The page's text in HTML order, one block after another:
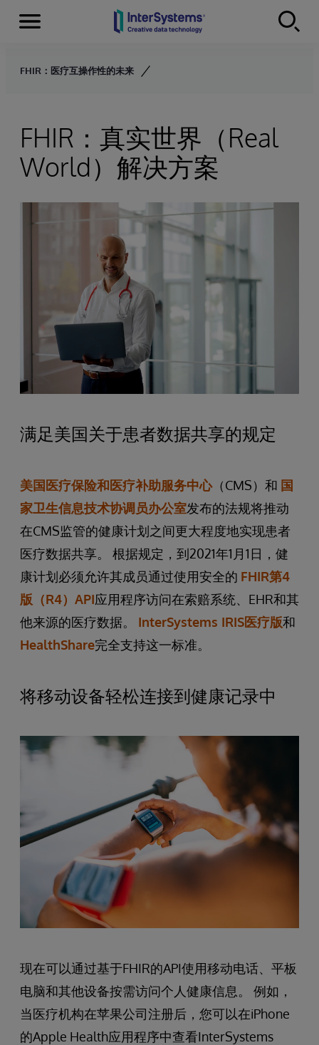
Skip to content
Menu
FHIR：医疗互操作性的未来
FHIR：真实世界（Real
World）解决方案
满足美国关于患者数据共享的规定
美国医疗保险和医疗补助服务中心（CMS）和 国
家卫生信息技术协调员办公室发布的法规将推动
在CMS监管的健康计划之间更大程度地实现患者
医疗数据共享。 根据规定，到2021年1月1日，健
康计划必须允许其成员通过使用安全的 FHIR第4
版（R4）API应用程序访问在索赔系统、EHR和其
他来源的医疗数据。 InterSystems IRIS医疗版和
HealthShare完全支持这一标准。
将移动设备轻松连接到健康记录中
现在可以通过基于FHIR的API使用移动电话、平板
电脑和其他设备按需访问个人健康信息。 例如，
当医疗机构在苹果公司注册后，您可以在iPhone
的Apple Health应用程序中查看InterSystems